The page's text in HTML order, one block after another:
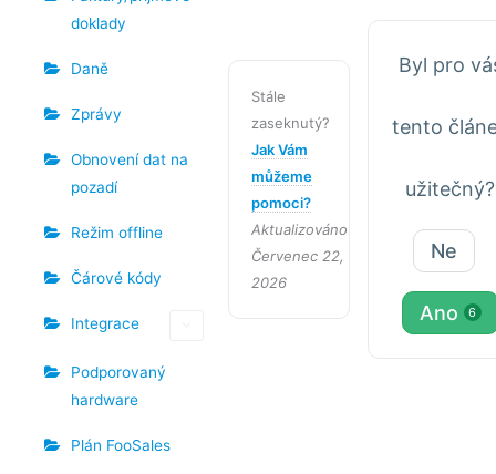
doklady
Daně
Zprávy
Obnovení dat na
pozadí
Režim offline
Čárové kódy
Integrace
Podporovaný
hardware
Plán FooSales
Stále
zaseknutý?
Jak Vám
můžeme
pomoci?
Aktualizováno
Červenec 22,
2026
Byl pro
tento
užitečný?
Ne
Ano 6